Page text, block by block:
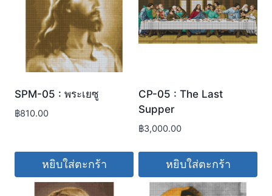
SPM-05 : พระเยซู
฿810.00
หยิบใส่ตะกร้า
CP-05 : The Last
Supper
฿3,000.00
หยิบใส่ตะกร้า